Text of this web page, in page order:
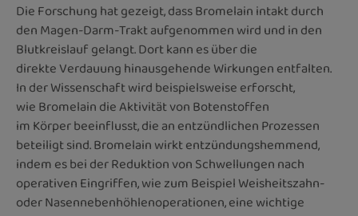
Die Forschung hat gezeigt, dass Bromelain intakt durch
den Magen-Darm-Trakt aufgenommen wird und in den
Blutkreislauf gelangt. Dort kann es über die
direkte Verdauung hinausgehende Wirkungen entfalten.
In der Wissenschaft wird beispielsweise erforscht,
wie Bromelain die Aktivität von Botenstoffen
im Körper beeinflusst, die an entzündlichen Prozessen
beteiligt sind. Bromelain wirkt entzündungshemmend,
indem es bei der Reduktion von Schwellungen nach
operativen Eingriffen, wie zum Beispiel Weisheitszahn-
oder Nasennebenhöhlenoperationen, eine wichtige